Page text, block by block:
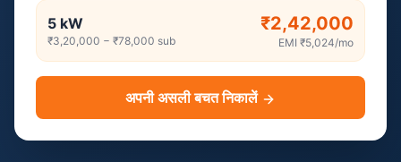
5 kW
₹3,20,000 − ₹78,000 sub
₹2,42,000
EMI ₹5,024/mo
अपनी असली बचत निकालें